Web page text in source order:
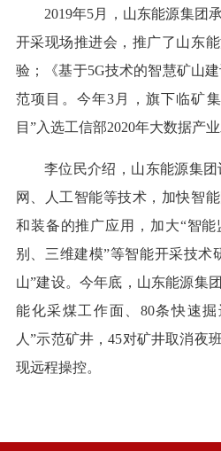
2019年5月，山东能源集团
开采现场推进会，推广了山东
验；《基于5G技术的智慧矿山
范项目。今年3月，旗下临矿
目”入选工信部2020年大数据产
李位民介绍，山东能源集
网、人工智能等技术，加快智
和装备的推广应用，加大“智
别、三维建模”等智能开采技术
山”建设。今年底，山东能源集
能化采煤工作面、80条快速
人”示范矿井，45对矿井取消夜
现远程操控。